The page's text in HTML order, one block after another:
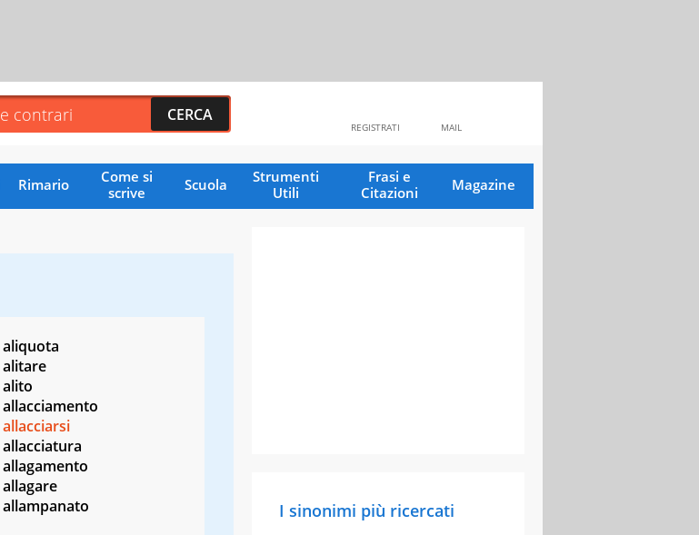
MAIL
REGISTRATI
Rimario
Come si
scrive
Scuola
Strumenti
Utili
Frasi e
Citazioni
Magazine
aliquota
alitare
alito
allacciamento
allacciarsi
allacciatura
allagamento
allagare
allampanato
I sinonimi più ricercati